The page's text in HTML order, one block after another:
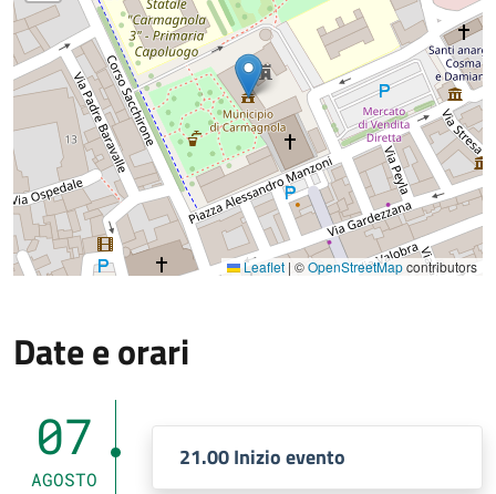
Leaflet | ©OpenStreetMapcontributors
Date e orari
07
AGOSTO
21.00 Inizio evento